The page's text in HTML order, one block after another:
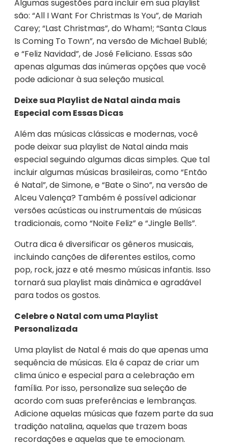
Algumas sugestões para incluir em sua playlist
são: “All I Want For Christmas Is You”, de Mariah
Carey; “Last Christmas”, do Wham!; “Santa Claus
Is Coming To Town”, na versão de Michael Bublé;
e “Feliz Navidad”, de José Feliciano. Essas são
apenas algumas das inúmeras opções que você
pode adicionar à sua seleção musical.
Deixe sua Playlist de Natal ainda mais
Especial com Essas Dicas
Além das músicas clássicas e modernas, você
pode deixar sua playlist de Natal ainda mais
especial seguindo algumas dicas simples. Que tal
incluir algumas músicas brasileiras, como “Então
é Natal”, de Simone, e “Bate o Sino”, na versão de
Alceu Valença? Também é possível adicionar
versões acústicas ou instrumentais de músicas
tradicionais, como “Noite Feliz” e “Jingle Bells”.
Outra dica é diversificar os gêneros musicais,
incluindo canções de diferentes estilos, como
pop, rock, jazz e até mesmo músicas infantis. Isso
tornará sua playlist mais dinâmica e agradável
para todos os gostos.
Celebre o Natal com uma Playlist
Personalizada
Uma playlist de Natal é mais do que apenas uma
sequência de músicas. Ela é capaz de criar um
clima único e especial para a celebração em
família. Por isso, personalize sua seleção de
acordo com suas preferências e lembranças.
Adicione aquelas músicas que fazem parte da sua
tradição natalina, aquelas que trazem boas
recordações e aquelas que te emocionam.